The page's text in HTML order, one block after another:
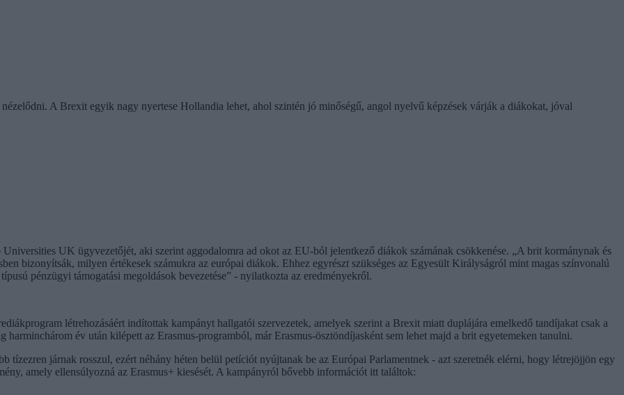
A Brexit egyik nagy nyertese Hollandia lehet, ahol szintén jó minőségű, angol nyelvű képzések várják a diákokat, jóval
UK ügyvezetőjét, aki szerint aggodalomra ad okot az EU-ból jelentkező diákok számának csökkenése. „A brit kormánynak és
bizonyítsák, milyen értékesek számukra az európai diákok. Ehhez egyrészt szükséges az Egyesült Királyságról mint magas színvonalú
pénzügyi támogatási megoldások bevezetése” - nyilatkozta az eredményekről.
létrehozásáért indítottak kampányt hallgatói szervezetek, amelyek szerint a Brexit miatt duplájára emelkedő tandíjakat csak a
év után kilépett az Erasmus-programból, már Erasmus-ösztöndíjasként sem lehet majd a brit egyetemeken tanulni.
tízezren járnak rosszul, ezért néhány héten belül petíciót nyújtanak be az Európai Parlamentnek - azt szeretnék elérni, hogy létrejöjjön egy
amely ellensúlyozná az Erasmus+ kiesését. A kampányról bővebb információt itt találtok: